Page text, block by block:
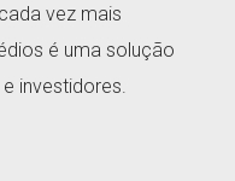
vez mais
é uma solução
investidores.